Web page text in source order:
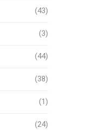
(43)
(3)
(44)
(38)
(1)
(24)